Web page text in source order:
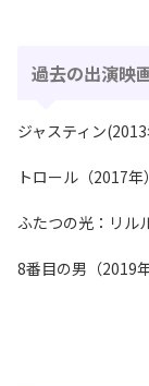
過去の出演映
ジャスティン(2013
トロール（2017年）
ふたつの光：リル
8番目の男（2019年